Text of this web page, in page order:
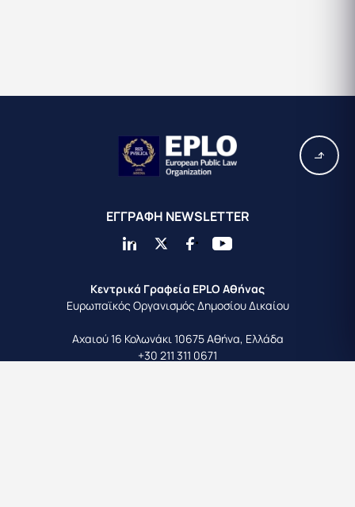
EΓΓΡΑΦΗ ΝEWSLETTER
Κεντρικά Γραφεία EPLO Αθήνας
Ευρωπαϊκός Οργανισμός Δημοσίου Δικαίου
Αχαιού 16 Κολωνάκι 10675Αθήνα, Ελλάδα
+30 211 311 0671